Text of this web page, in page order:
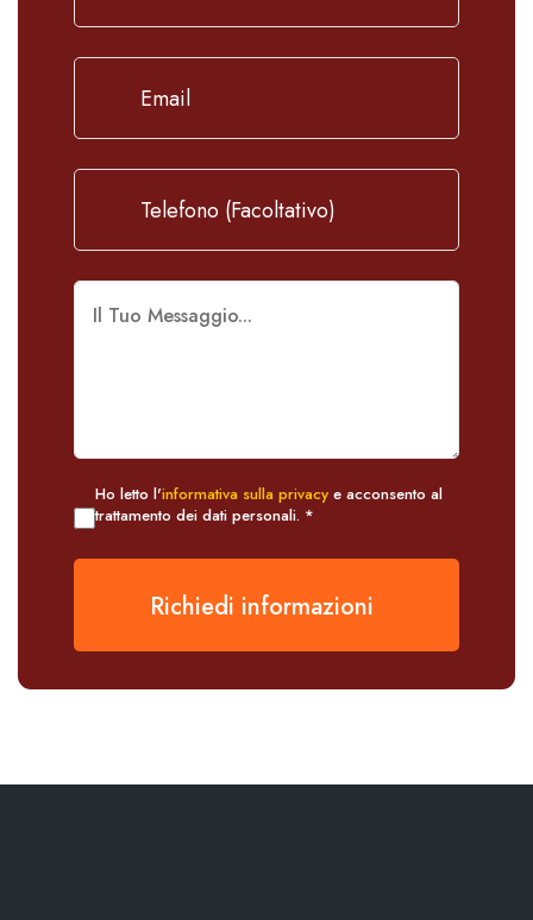
Ho letto l'informativa sulla privacy e acconsento al
trattamento dei dati personali. *
Richiedi informazioni